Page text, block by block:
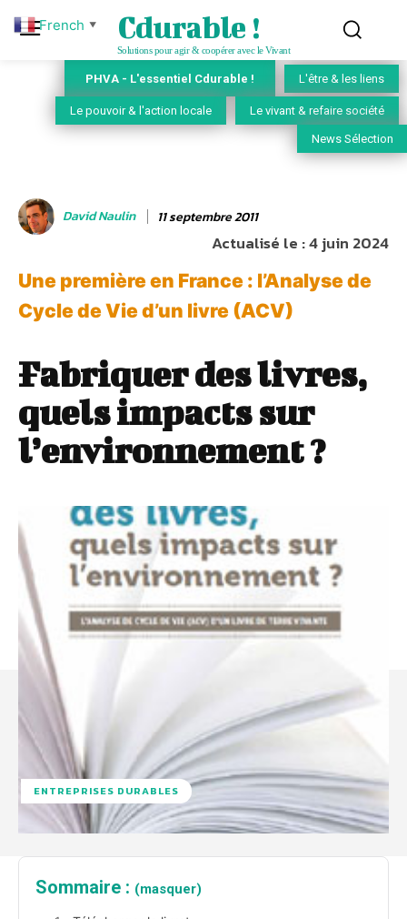
Cdurable !
Solutions pour agir & coopérer avec le Vivant
PHVA - L'essentiel Cdurable ! L'être & les liens
Le pouvoir & l'action locale Le vivant & refaire société
News Sélection
David Naulin 11 septembre 2011
Actualisé le :4 juin 2024
Une première en France : l’Analyse de
Cycle de Vie d’un livre (ACV)
Fabriquer des livres,
quels impacts sur
l’environnement ?
ENTREPRISES DURABLES
Sommaire : (masquer)
French ▼